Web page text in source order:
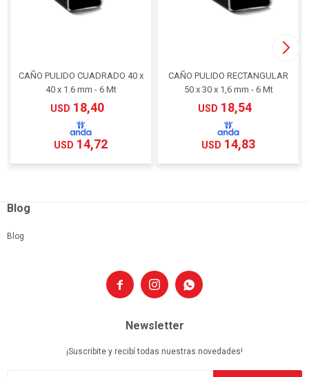
CAÑO PULIDO CUADRADO 40 x
40 x 1.6 mm - 6 Mt
USD 18,40
USD 14,72
CAÑO PULIDO RECTANGULAR
50 x 30 x 1,6 mm - 6 Mt
USD 18,54
USD 14,83
  
Blog
Blog
Newsletter
¡Suscribite y recibí todas nuestras novedades!